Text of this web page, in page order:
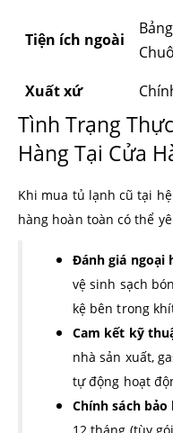
Tiện ích ngoài
Xuất xứ
Tình Trạng
Hàng Tại Cửa
Khi mua tủ lạnh cũ tại
hàng hoàn toàn có thể
Đánh giá ngoại
vệ sinh sạch
kệ bên trong
Cam kết kỹ
nhà sản xuất,
tự động hoạt
Chính sách bảo